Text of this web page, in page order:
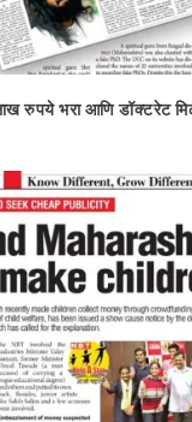
रुपये भरा आणि डॉक्टरेट